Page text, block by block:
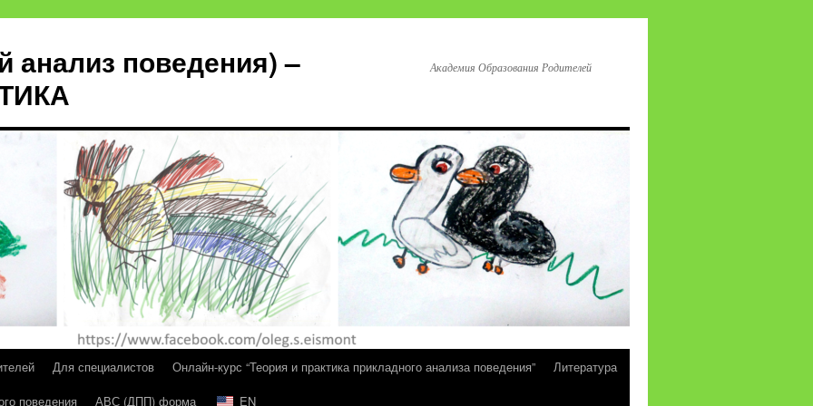
анализ поведения) –
Академия Образования Родителей
Для специалистов Онлайн-курс “Теория и практика прикладного анализа поведения”
Литература
поведения АВС (ДПП) форма EN